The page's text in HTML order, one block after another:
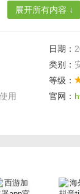
节点、保全进度
手机变更、账户
，减少线下往返。
级授权与加密
私。
展开所有内容 ↓
日期：
类别：
等级：
用 官网：